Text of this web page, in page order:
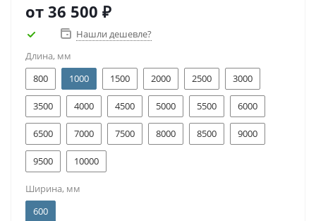
от 36 500 ₽
Нашли дешевле?
Длина, мм
800
1000 1500 2000 2500 3000
3500 4000 4500 5000 5500 6000
6500 7000 7500 8000 8500 9000
9500 10000
Ширина, мм
600